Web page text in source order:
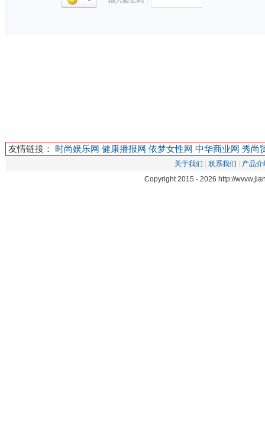
友情链接： 时尚娱乐网 健康播报网 依梦女性网 中华商业网 秀尚
关于我们 | 联系我们 | 产品介
Copyright 2015 - 2026 http://